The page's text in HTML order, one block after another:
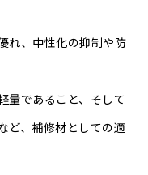
れ、中性化の抑制や防
量であること、そして
ど、補修材としての適